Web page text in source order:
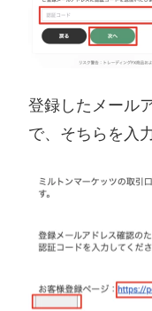
登録したメール
で、そちらを入力